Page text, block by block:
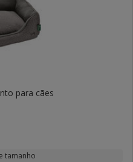
para cães
tamanho